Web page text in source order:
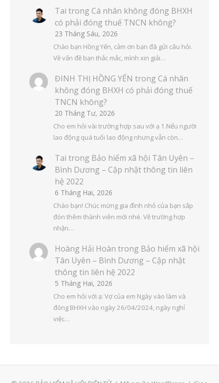
Tai trong Cá nhân không đóng BHXH
có phải đóng thuế TNCN không?
23 Tháng Sáu, 2026
Chào bạn Hồng Yến, cảm ơn bạn đã gửi câu hỏi.
Về vấn đề bạn thắc mắc, mình xin giải…
ĐINH THỊ HỒNG YẾN trong Cá nhân
không đóng BHXH có phải đóng thuế
TNCN không?
20 Tháng Tư, 2026
Cho em hỏi vài trường hợp sau với ạ 1.Nếu người
lao động quá tuổi lao động nhưng vẫn còn…
Tai trong Bảo hiểm xã hội Tân Uyên –
Bình Dương – Cập nhật thông tin liên
hệ 2022
6 Tháng Hai, 2026
Chào bạn! Chúc mừng gia đình nhỏ của bạn sắp
đón thêm thành viên mới nhé. Về trường hợp
nhận…
Hoàng Hải Hoàn trong Bảo hiểm xã hội
Tân Uyên – Bình Dương – Cập nhật
thông tin liên hệ 2022
5 Tháng Hai, 2026
Cho em hỏi với ạ: Vợ của em Ngày vào làm và
đóng BHXH vào ngày 26/04/2024, ngày nghỉ
việc…